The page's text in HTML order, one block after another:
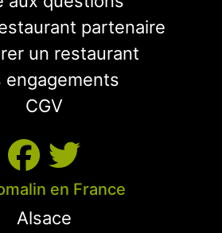
partenaire
un restaurant
engagements
CGV
en France
Alsace